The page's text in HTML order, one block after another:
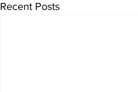
Recent Posts